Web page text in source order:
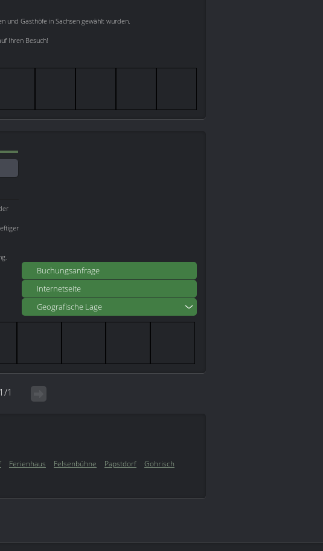
und Gasthöfe in Sachsen gewählt wurden.
Ihren Besuch!
Buchungsanfrage
Internetseite
Geografische Lage
1
Ferienhaus Felsenbühne Papstdorf
Gohrisch